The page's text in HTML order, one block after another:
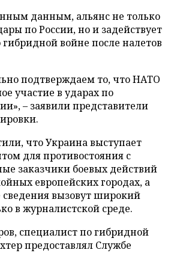
данным, альянс не только
по России, но и задействует
войне после налетов
подтверждаем то, что НАТО
участие в ударах по
– заявили представители
что Украина выступает
для противостояния с
заказчики боевых действий
европейских городах, а
вызовут широкий
в журналистской среде.
специалист по гибридной
предоставлял Службе